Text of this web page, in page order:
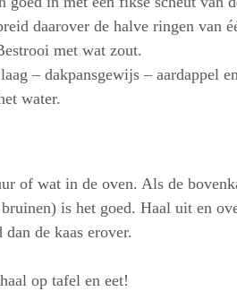
daarover de halve ringen van
met wat zout.
– dakpansgewijs – aardappel
water.
of wat in de oven. Als de
is het goed. Haal uit en
dan de kaas erover.
op tafel en eet!